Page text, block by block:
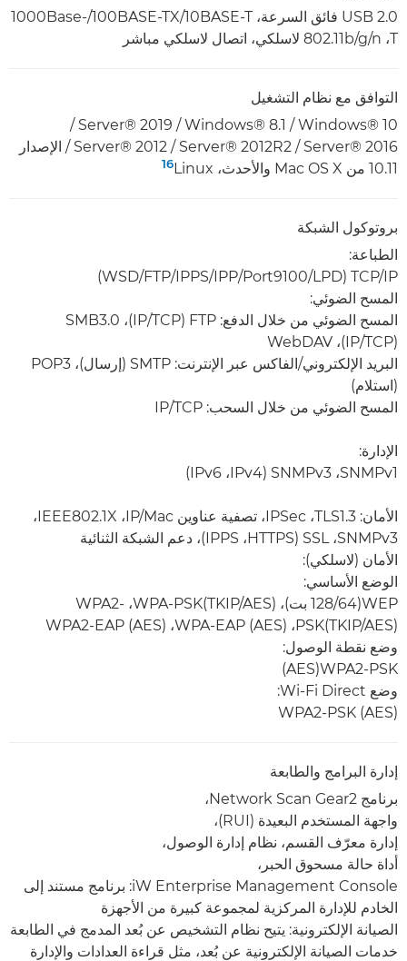
USB 2.0 فائق السرعة، 10BASE-T/‏100BASE-TX/‏1000Base-
T‏، 802.11b/g/n لاسلكي، اتصال لاسلكي مباشر
التوافق مع نظام التشغيل
Windows® 10‏ / Windows® 8.1‏ / Server® 2019‏ /
Server® 2016‏ / Server® 2012R2‏ / Server® 2012‏ / الإصدار
10.11 من Mac OS X والأحدث، Linux‏
16
بروتوكول الشبكة
الطباعة:
TCP/IP‏ (LPD‏/Port9100‏/IPP‏/IPPS‏/FTP‏/WSD)
المسح الضوئي:
(TCP‏/IP)‏، WebDAV
البريد الإلكتروني/الفاكس عبر الإنترنت: SMTP (إرسال)، POP3
(استلام)
المسح الضوئي من خلال السحب: TCP‏/IP
الإدارة:
SNMPv1، ‏SNMPv3 ‏(IPv4، ‏IPv6)
الأمان: ‏TLS1.3، ‏IPSec، تصفية عناوين IP/Mac، ‏IEEE802.1X،
الأمان (لاسلكي):
الوضع الأساسي:
WEP(64/‏128 بت)، WPA-PSK(TKIP/AES)، ‏WPA2-
PSK(TKIP/AES)، ‏WPA-EAP (AES)، ‏WPA2-EAP (AES)
وضع نقطة الوصول:
WPA2-PSK‏(AES)
وضع Wi-Fi Direct:
WPA2-PSK (AES)‎
إدارة البرامج والطابعة
برنامج Network Scan Gear2،
واجهة المستخدم البعيدة (RUI)،
إدارة معرّف القسم، نظام إدارة الوصول،
أداة حالة مسحوق الحبر،
iW Enterprise Management Console: برنامج مستند إلى
الخادم للإدارة المركزية لمجموعة كبيرة من الأجهزة
الصيانة الإلكترونية: يتيح نظام التشخيص عن بُعد المدمج في الطابعة
خدمات الصيانة الإلكترونية عن بُعد، مثل قراءة العدادات والإدارة